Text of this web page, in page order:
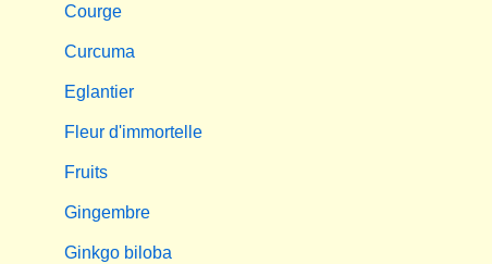
Courge
Curcuma
Eglantier
Fleur d'immortelle
Fruits
Gingembre
Ginkgo biloba